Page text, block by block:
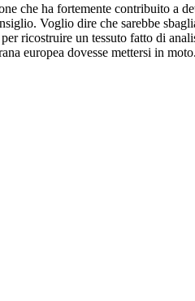
che ha fortemente contribuito a
Voglio dire che sarebbe
ricostruire un tessuto fatto di
europea dovesse mettersi in